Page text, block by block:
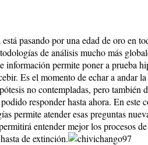
pasando por una edad de oro en
de aná­li­sis mucho más
información permite poner a prueba
Es el momento de echar a andar la
no con­tem­pla­das, pero también
responder hasta ahora. En este
permite aten­der esas preguntas
entender mejor los pro­cesos
de extinción.